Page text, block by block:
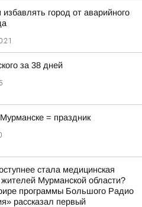
город от аварийного
за 38 дней
= праздник
стала медицинская
Мурманской области?
программы Большого Радио
рассказал первый